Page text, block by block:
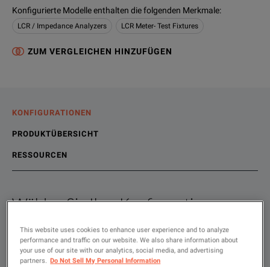
Konfigurierte Modelle enthalten die folgenden Merkmale:
LCR / Impedance Analyzers LCR Meter- Test Fixtures
ZUM VERGLEICHEN HINZUFÜGEN
KONFIGURATIONEN
PRODUKTÜBERSICHT
RESSOURCEN
Wählen Sie Ihre Konfiguration
Show Mieten Gebraucht
Produktübersicht
The 16452A provides accurate dielectric constant and
Ressourcen
Online-Ressourcen
This website uses cookies to enhance user experience and to analyze
performance and traffic on our website. We also share information about
your use of our site with our analytics, social media, and advertising
partners. Do Not Sell My Personal Information